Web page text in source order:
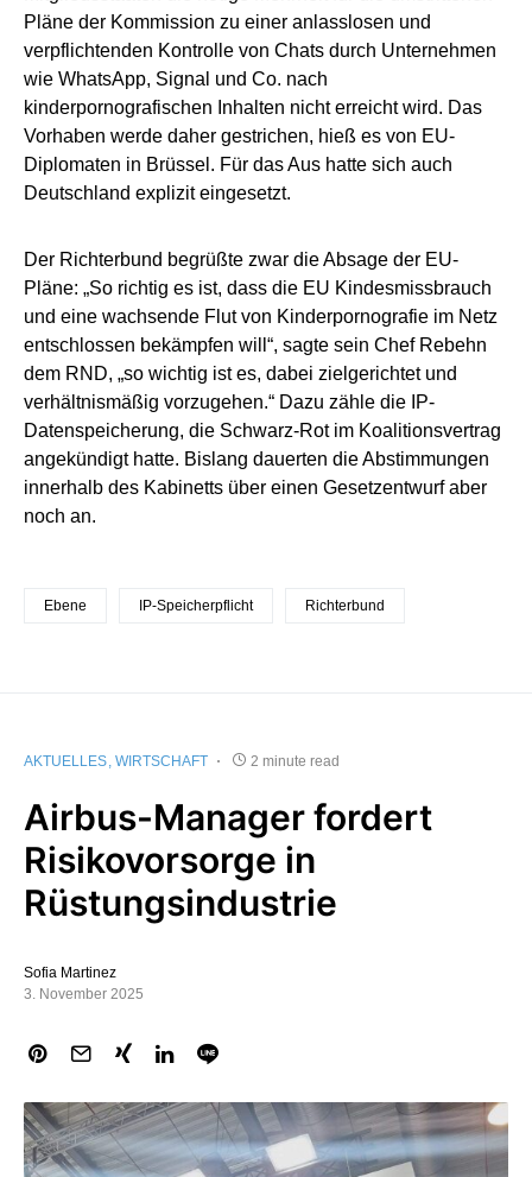
Pläne der Kommission zu einer anlasslosen und
verpflichtenden Kontrolle von Chats durch Unternehmen
wie WhatsApp, Signal und Co. nach
kinderpornografischen Inhalten nicht erreicht wird. Das
Vorhaben werde daher gestrichen, hieß es von EU-
Diplomaten in Brüssel. Für das Aus hatte sich auch
Deutschland explizit eingesetzt.
Der Richterbund begrüßte zwar die Absage der EU-
Pläne: „So richtig es ist, dass die EU Kindesmissbrauch
und eine wachsende Flut von Kinderpornografie im Netz
entschlossen bekämpfen will“, sagte sein Chef Rebehn
dem RND, „so wichtig ist es, dabei zielgerichtet und
verhältnismäßig vorzugehen.“ Dazu zähle die IP-
Datenspeicherung, die Schwarz-Rot im Koalitionsvertrag
angekündigt hatte. Bislang dauerten die Abstimmungen
innerhalb des Kabinetts über einen Gesetzentwurf aber
noch an.
Ebene IP-Speicherpflicht Richterbund
AKTUELLES WIRTSCHAFT 2 minute read
Airbus-Manager fordert
Risikovorsorge in
Rüstungsindustrie
Sofia Martinez
3. November 2025